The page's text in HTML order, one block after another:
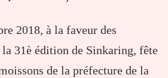
2018, à la faveur des
31è édition de Sinkaring, fête
de la préfecture de la